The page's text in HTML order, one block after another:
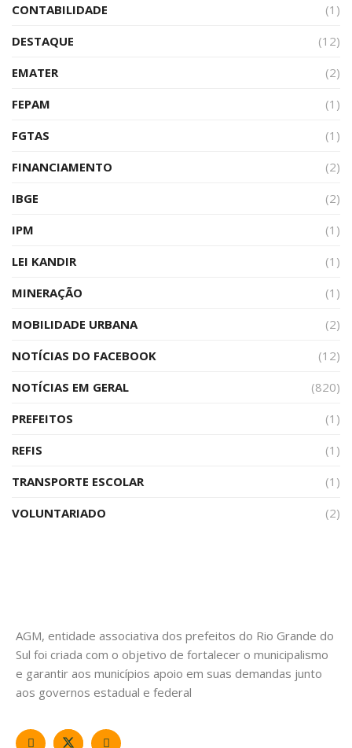
CONTABILIDADE
(1)
DESTAQUE
(12)
EMATER
(2)
FEPAM
(1)
FGTAS
(1)
FINANCIAMENTO
(2)
IBGE
(2)
IPM
(1)
LEI KANDIR
(1)
MINERAÇÃO
(1)
MOBILIDADE URBANA
(2)
NOTÍCIAS DO FACEBOOK
(12)
NOTÍCIAS EM GERAL
(820)
PREFEITOS
(1)
REFIS
(1)
TRANSPORTE ESCOLAR
(1)
VOLUNTARIADO
(2)
AGM, entidade associativa dos prefeitos do Rio Grande do
Sul foi criada com o objetivo de fortalecer o municipalismo
e garantir aos municípios apoio em suas demandas junto
aos governos estadual e federal